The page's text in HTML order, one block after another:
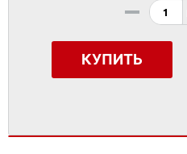
-
КУПИТЬ